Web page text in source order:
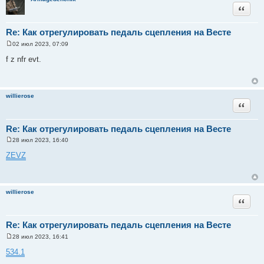
Re: Как отрегулировать педаль сцепления на Весте
Цитата
о
н
и
02 июл 2023, 07:09
f z nfr evt.
willierose
Re: Как отрегулировать педаль сцепления на Весте
Цитата
о
о
и
28 июл 2023, 16:40
ZEVZ
willierose
Re: Как отрегулировать педаль сцепления на Весте
Цитата
о
о
28 июл 2023, 16:41
534.1